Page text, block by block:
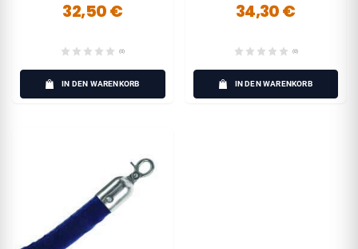
32,50 €
(0)
IN DEN WARENKORB
34,30 €
(0)
IN DEN WARENKORB